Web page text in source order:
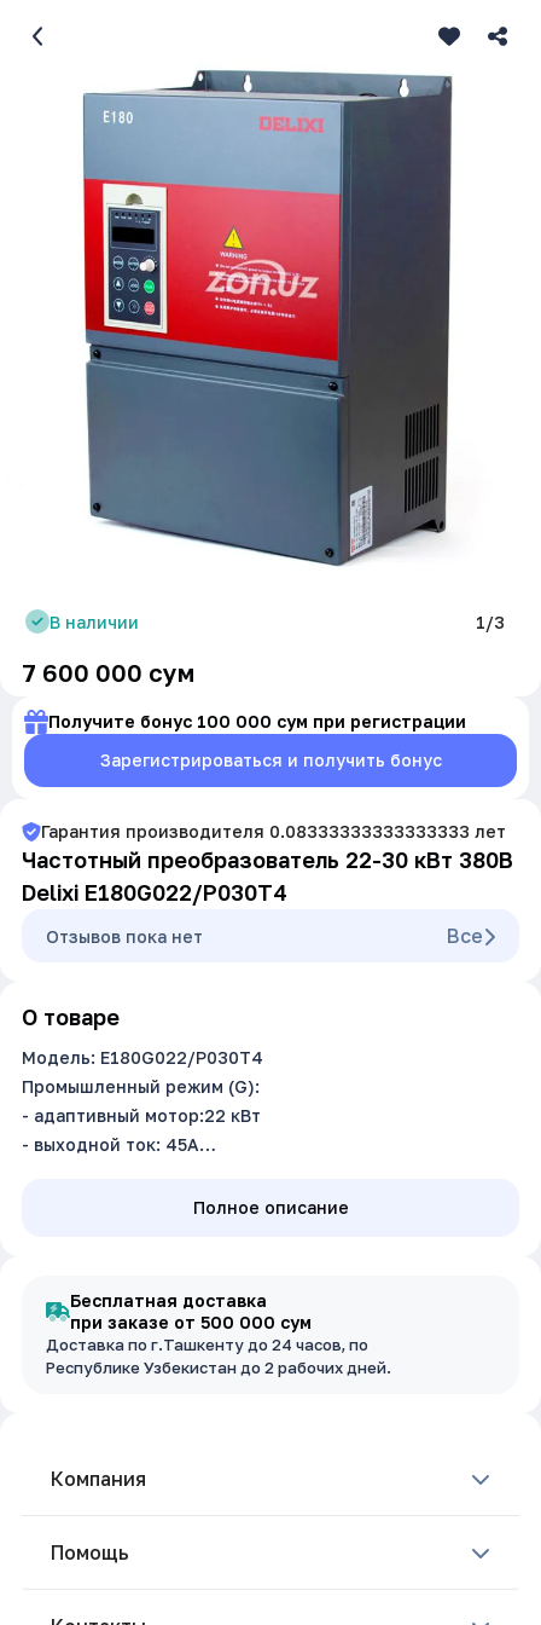
В наличии 1/3
7 600 000 сум
Получите бонус 100 000 сум при регистрации
Зарегистрироваться и получить бонус
Гарантия производителя 0.08333333333333333 лет
Частотный преобразователь 22-30 кВт 380В
Delixi E180G022/P030T4
Oтзывов пока нет Все
О товаре
Модель: E180G022/P030T4
Промышленный режим (G):
- адаптивный мотор:22 кВт
- выходной ток: 45А
- адаптивный мотор: 30 кВтПолное описание
Бесплатная доставка
при заказе от 500 000 сум
Доставка по г.Ташкенту до 24 часов, по
Республике Узбекистан до 2 рабочих дней.
Компания
Помощь